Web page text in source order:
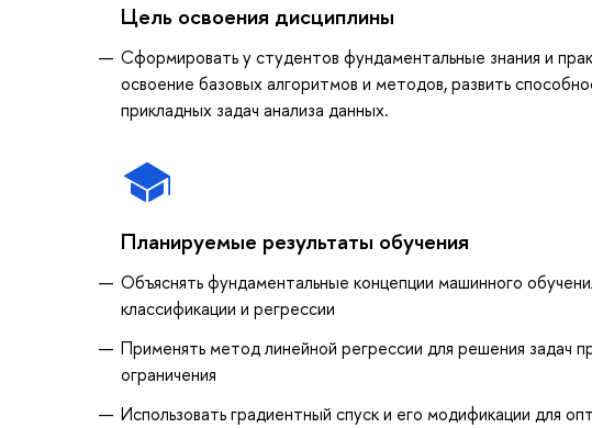
Цель освоения дисциплины
Сформировать у студентов фундаментальные знания и
освоение базовых алгоритмов и методов, развить
прикладных задач анализа данных.
Планируемые результаты обучения
Объяснять фундаментальные концепции машинного
классификации и регрессии
Применять метод линейной регрессии для решения задач
ограничения
Использовать градиентный спуск и его модификации для